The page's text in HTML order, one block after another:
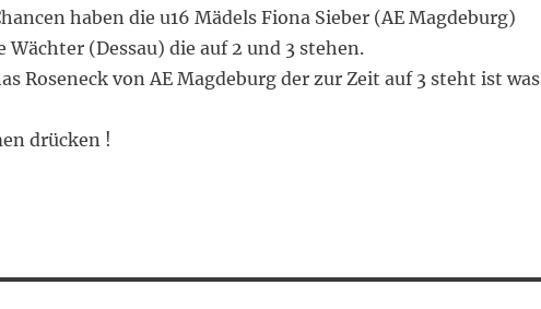
haben die u16 Mädels Fiona Sieber (AE Magdeburg)
Wächter (Dessau) die auf 2 und 3 stehen.
Roseneck von AE Magdeburg der zur Zeit auf 3 steht ist was
drücken !